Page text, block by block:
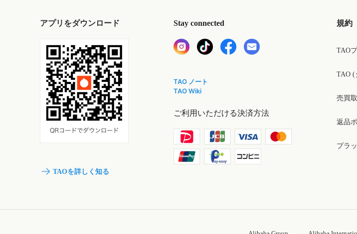
アプリをダウンロード
TAOを詳しく知る
Stay connected
TAO ノート
TAO Wiki
ご利用いただける決済方法
規約
TAO
TAO (
売買
返品
プラ